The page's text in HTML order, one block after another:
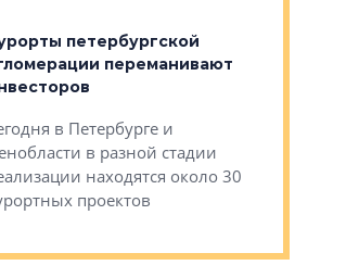
петербургской
переманивают
в Петербурге и
в разной стадии
находятся около 30
проектов